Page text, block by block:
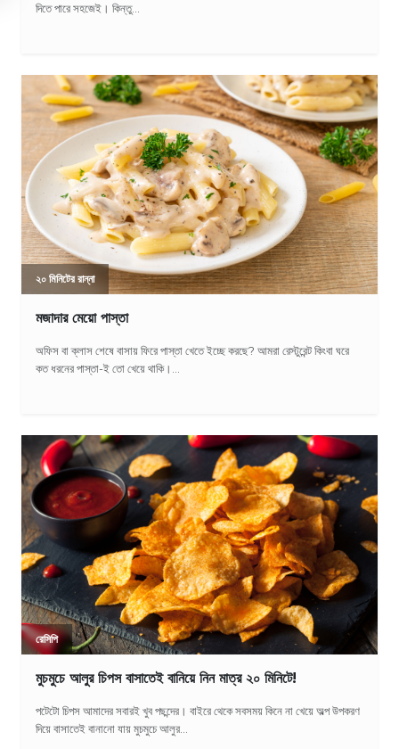
দিতে পারে সহজেই। কিন্তু...
২০ মিনিটের রান্না
মজাদার মেয়ো পাস্তা
অফিস বা ক্লাস শেষে বাসায় ফিরে পাস্তা খেতে ইচ্ছে করছে? আমরা রেস্টুরেন্ট কিংবা ঘরে
কত ধরনের পাস্তা-ই তো খেয়ে থাকি।...
রেসিপি
মুচমুচে আলুর চিপস বাসাতেই বানিয়ে নিন মাত্র ২০ মিনিটে!
পটেটো চিপস আমাদের সবারই খুব পছন্দের। বাইরে থেকে সবসময় কিনে না খেয়ে অল্প উপকরণ
দিয়ে বাসাতেই বানানো যায় মুচমুচে আলুর...